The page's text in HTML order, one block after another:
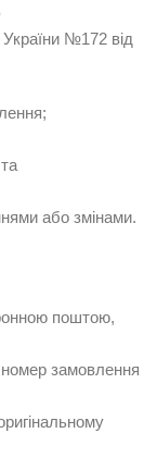
України №172 від
або змінами.
поштою,
замовлення